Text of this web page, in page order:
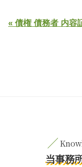
« 債権 債務者 内容
当事務